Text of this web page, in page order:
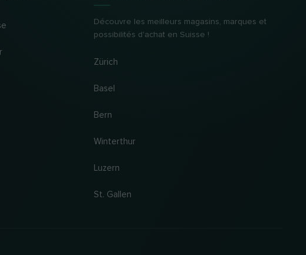
Découvre les meilleurs magasins, marques et
possibilités d'achat en Suisse !
Zürich
Basel
Bern
Winterthur
Luzern
St. Gallen